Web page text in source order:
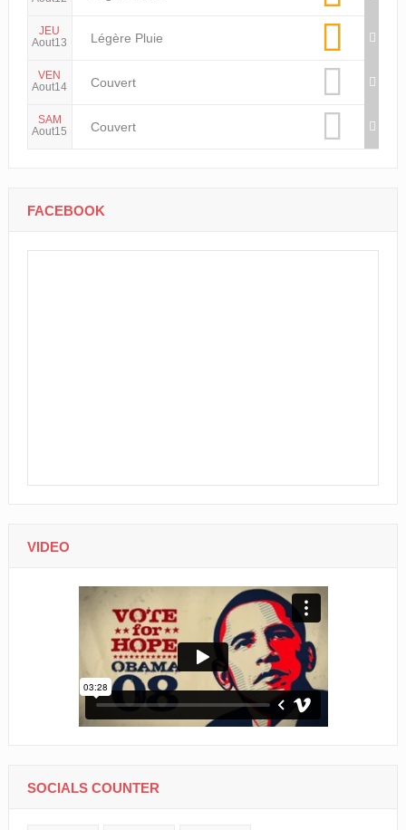
JEU
Aout13
Légère Pluie
VEN
Aout14
Couvert
SAM
Aout15
Couvert
FACEBOOK
VIDEO
SOCIALS COUNTER